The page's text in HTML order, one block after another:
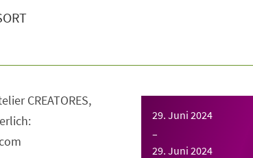
29. Juni 2024
–
29. Juni 2024
CREATORES,